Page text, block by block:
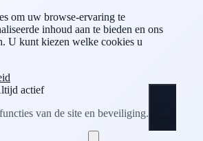
om uw browse-ervaring te
inhoud aan te bieden en ons
U kunt kiezen welke cookies u
actief
van de site en beveiliging.